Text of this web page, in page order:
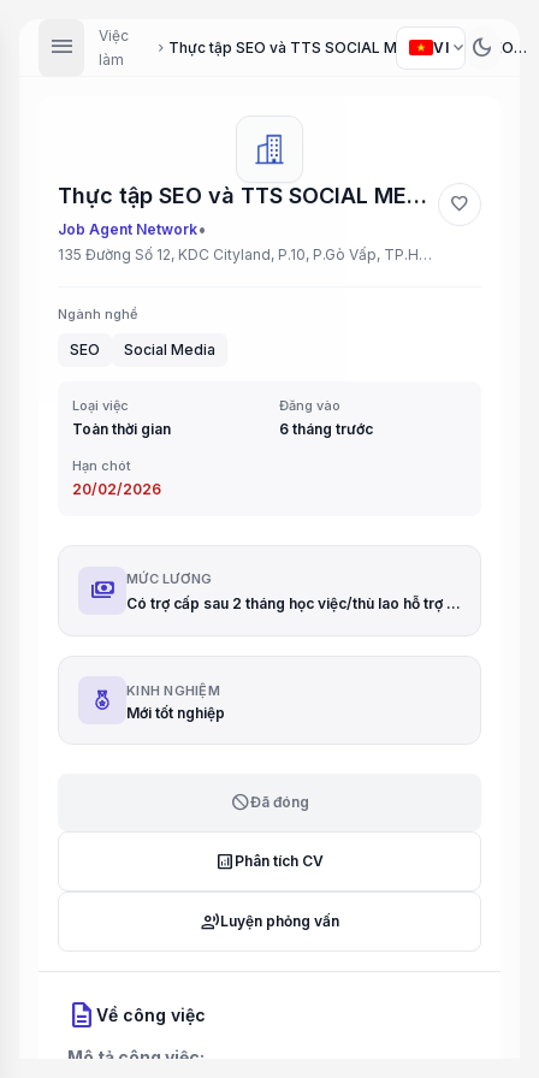
menu
Việc
làm
chevron_right Thực tập SEO và TTS SOCIAL MEDIA (Intern SEO and Social Media Specialist)
VI expand_more dark_mode
Thực tập SEO và TTS SOCIAL MEDIA (Intern SEO and Social Media Specialist)
Job Agent Network•
135 Đường Số 12, KDC Cityland, P.10, P.Gò Vấp, TP.HCM
favorite
Ngành nghề
SEO Social Media
Loại việc
Toàn thời gian
Đăng vào
6 tháng trước
Hạn chót
20/02/2026
payments MỨC LƯƠNG
Có trợ cấp sau 2 tháng học việc/thù lao hỗ trợ sau 2 tháng học việc
KINH NGHIỆM
Mới tốt nghiệp
blockĐã đóng
analytics Phân tích CV
record_voice_overLuyện phỏng vấn
description Về công việc
Mô tả công việc: